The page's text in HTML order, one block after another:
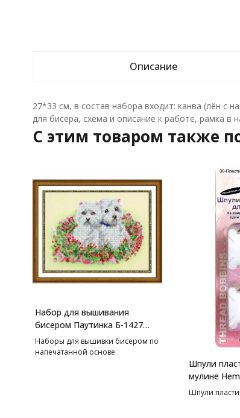
Описание
27*33 см, в cостав набора входит: канва (лён с
для бисера, схема и описание к работе, рамка в
C этим товаром также
Набор для вышивания
бисером Паутинка Б-1427
Очаровашки, 18*24 см
Наборы для вышивки бисером по
напечатанной основе
Шпули
мулине
Шпули